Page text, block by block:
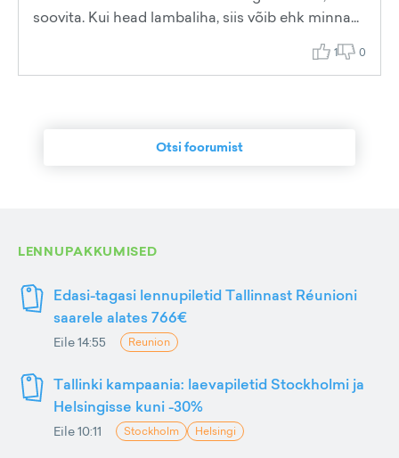
soovita. Kui head lambaliha, siis võib ehk minna...
1 0
Otsi foorumist
LENNUPAKKUMISED
Edasi-tagasi lennupiletid Tallinnast Réunioni
saarele alates 766€
Eile 14:55 Reunion
Tallinki kampaania: laevapiletid Stockholmi ja
Helsingisse kuni -30%
Eile 10:11 Stockholm Helsingi